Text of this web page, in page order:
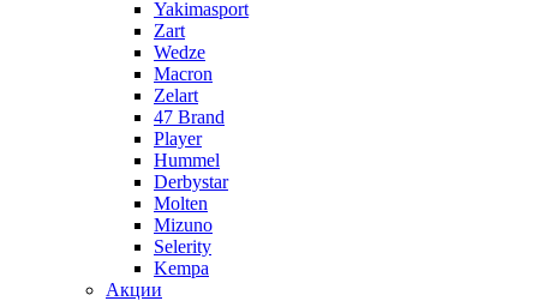
Yakimasport
Zart
Wedze
Macron
Zelart
47 Brand
Player
Hummel
Derbystar
Molten
Mizuno
Selerity
Kempa
Акции